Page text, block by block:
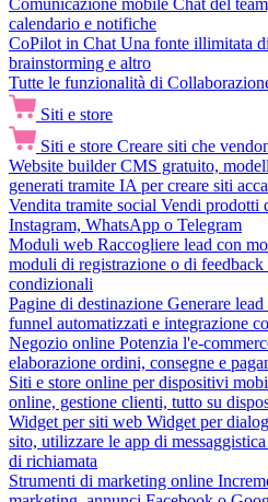
Comunicazione mobile Chat del
calendario e notifiche
CoPilot in Chat Una fonte illimitata
brainstorming e altro
Tutte le funzionalità di
Siti e store
Siti e store Creare siti che
Website builder CMS gratuito,
generati tramite IA per creare siti
Vendita tramite social Vendi prodotti
Instagram, WhatsApp o Telegram
Moduli web Raccogliere lead con
moduli di registrazione o di
condizionali
Pagine di destinazione Generare
funnel automatizzati e integrazione
Negozio online Potenzia l'e-
elaborazione ordini, consegne e
Siti e store online per dispositivi
online, gestione clienti, tutto su
Widget per siti web Widget per
sito, utilizzare le app di
di richiamata
Strumenti di marketing online